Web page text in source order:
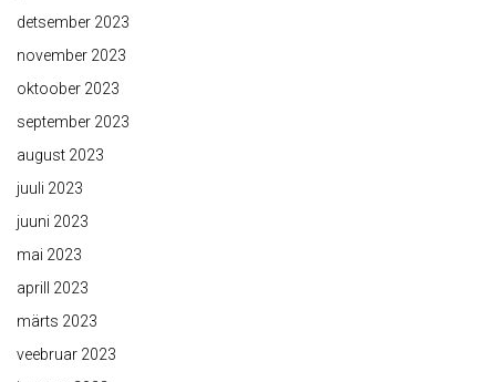
detsember 2023
november 2023
oktoober 2023
september 2023
august 2023
juuli 2023
juuni 2023
mai 2023
aprill 2023
märts 2023
veebruar 2023